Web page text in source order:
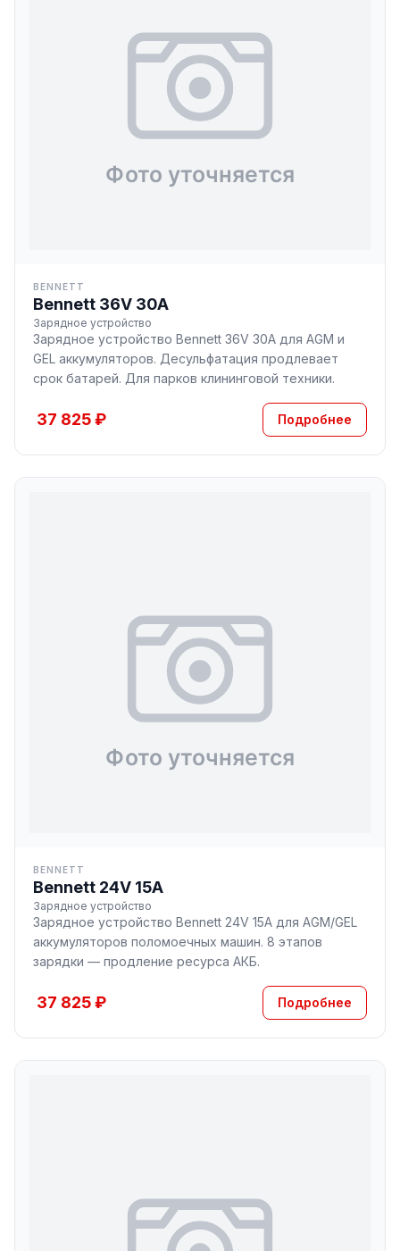
BENNETT
Bennett 36V 30A
Зарядное устройство
Зарядное устройство Bennett 36V 30A для AGM и
GEL аккумуляторов. Десульфатация продлевает
срок батарей. Для парков клининговой техники.
37 825 ₽ Подробнее
BENNETT
Bennett 24V 15A
Зарядное устройство
Зарядное устройство Bennett 24V 15A для AGM/GEL
аккумуляторов поломоечных машин. 8 этапов
зарядки — продление ресурса АКБ.
37 825 ₽ Подробнее